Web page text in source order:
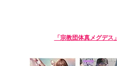
「宗教団体真メグデス」